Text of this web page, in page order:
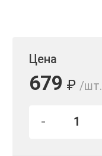
Цена
679 ₽ /шт.
-